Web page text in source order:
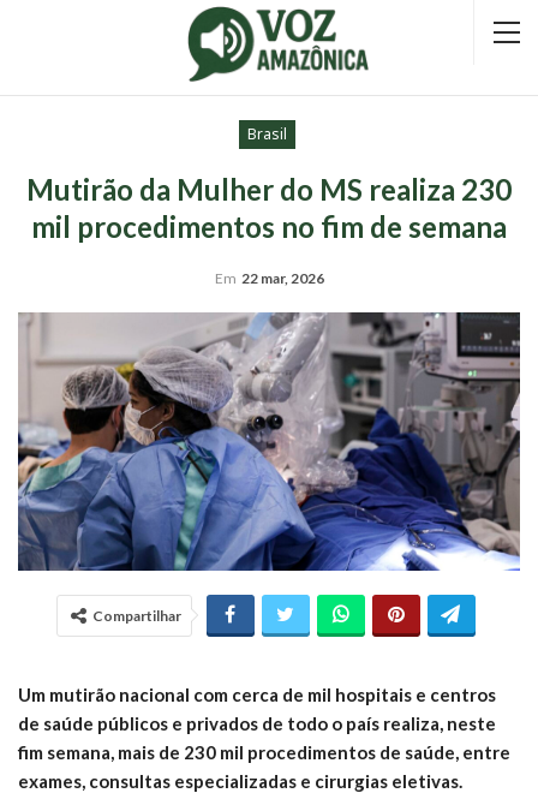
Brasil
Mutirão da Mulher do MS realiza 230
mil procedimentos no fim de semana
Em 22 mar, 2026
Compartilhar
Um mutirão nacional com cerca de mil hospitais e centros
de saúde públicos e privados de todo o país realiza, neste
fim semana, mais de 230 mil procedimentos de saúde, entre
exames, consultas especializadas e cirurgias eletivas.